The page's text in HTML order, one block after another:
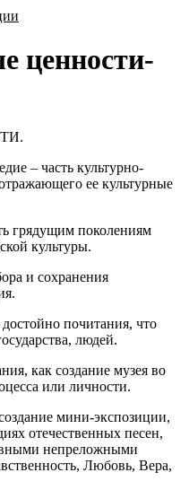
ценности-
– часть культурно-
ее культурные
грядущим поколениям
культуры.
и сохранения
почитания, что
людей.
как создание музея во
или личности.
мини-экспозиции,
отечественных песен,
непреложными
Любовь, Вера,